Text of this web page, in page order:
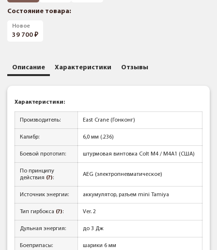
Состояние товара:
Новое
39 700
Описание Характеристики Отзывы
Характеристики:
Производитель: East Crane (Гонконг)
Калибр: 6,0 мм (.236)
Боевой прототип: штурмовая винтовка Colt M4 / M4A1 (США)
По принципу
действия (?):
AEG (электропневматическое)
Источник энергии: аккумулятор, разъем mini Tamiya
Тип гирбокса (?): Ver. 2
Дульная энергия: до 3 Дж
Боеприпасы: шарики 6 мм